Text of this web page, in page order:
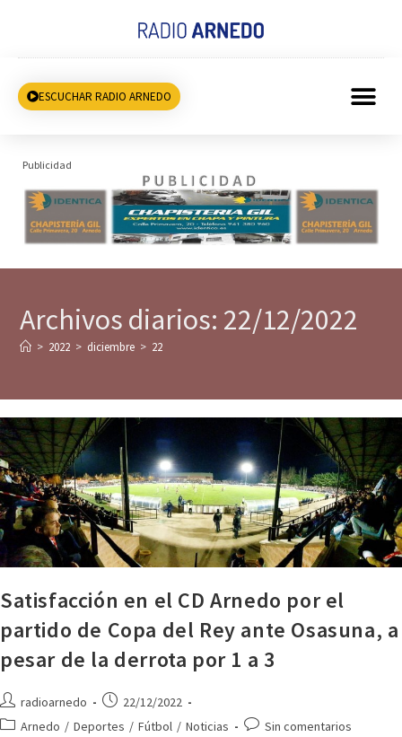
ESCUCHAR RADIO ARNEDO
Publicidad
Archivos diarios: 22/12/2022
> 2022 > diciembre > 22
Satisfacción en el CD Arnedo por el
partido de Copa del Rey ante Osasuna, a
pesar de la derrota por 1 a 3
radioarnedo
22/12/2022
Arnedo / Deportes / Fútbol / Noticias Sin comentarios